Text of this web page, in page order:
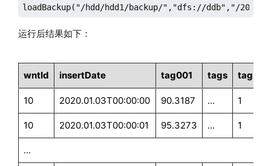
loadBackup("/hdd/hdd1/backup/","dfs://ddb","/
运行后结果如下：
wntId insertDate tag001 tags tag523
10 2020.01.03T00:00:00 90.3187 ... 1
10 2020.01.03T00:00:01 95.3273 ... 1
...